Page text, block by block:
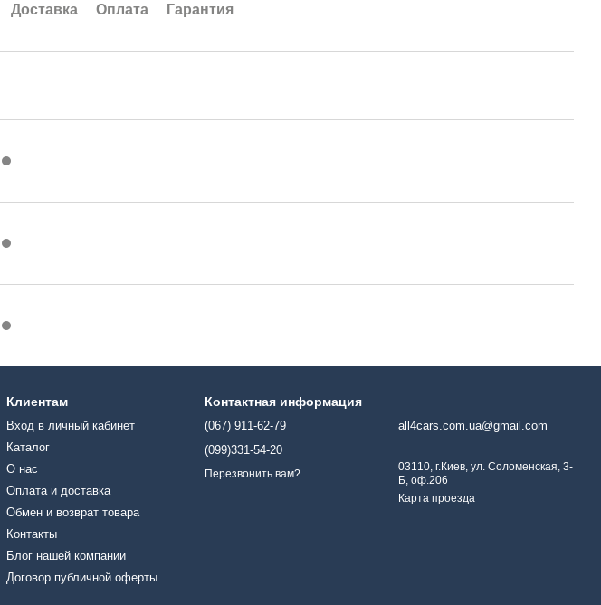
Доставка Оплата Гарантия
Клиентам
Вход в личный кабинет
Каталог
О нас
Оплата и доставка
Обмен и возврат товара
Контакты
Блог нашей компании
Договор публичной оферты
Контактная информация
(067) 911-62-79
(099)331-54-20
Перезвонить вам?
all4cars.com.ua@gmail.com
03110, г.Киев, ул. Соломенская, 3-
Б, оф.206
Карта проезда